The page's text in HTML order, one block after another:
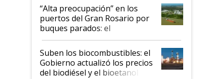
“Alta preocupación” en los
puertos del Gran Rosario por
buques parados: el
funcionamiento de las
exportadoras en tensión tras
la medida de fuerza de los
prácticos
Suben los biocombustibles: el
Gobierno actualizó los precios
del biodiésel y el bioetanol